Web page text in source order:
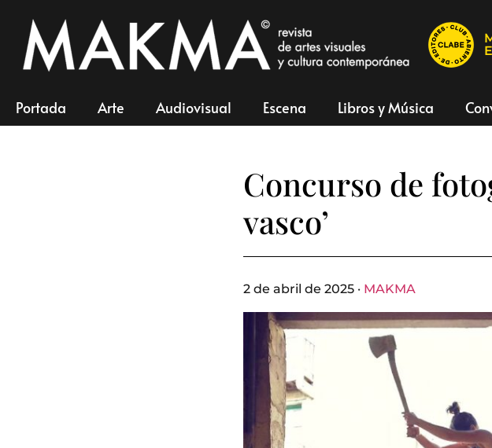
Portada Arte Audiovisual Escena Libros y Música
Concurso de
vasco’
2 de abril de 2025 · MAKMA